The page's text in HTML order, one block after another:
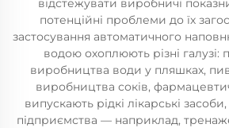
відстежувати виробничі
потенційні проблеми до їх
застосування автоматичного
водою охоплюють різні галузі:
виробництва води у пляшках,
виробництва соків,
випускають рідкі лікарські
підприємства — наприклад,